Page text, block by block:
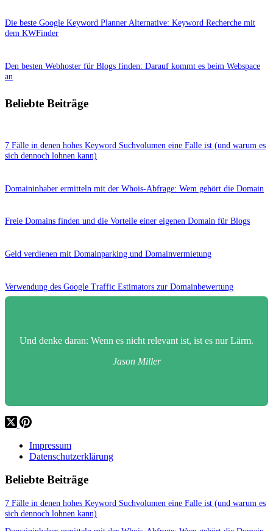
Die beste Google Keyword Planner Alternative: Keyword Recherche mit
dem KWFinder
Den besten Webhoster für Blogs finden: Darauf kommt es beim Webspace
an
Beliebte Beiträge
7 Fälle in denen hohes Keyword Suchvolumen eine Falle ist (und warum es
sich dennoch lohnen kann)
Domaininhaber ermitteln mit der Whois-Abfrage: Wem gehört die Domain
Freie Domains finden und die Vorteile einer eigenen Domain für Blogs
Geld verdienen mit Domainparking und Domainvermietung
Verwendung des Google Traffic Estimators zur Domainbewertung
Und denke daran: Wenn es nicht relevant ist, ist es nur Lärm.
Jason Miller
Impressum
Datenschutzerklärung
Beliebte Beiträge
7 Fälle in denen hohes Keyword Suchvolumen eine Falle ist (und warum es
sich dennoch lohnen kann)